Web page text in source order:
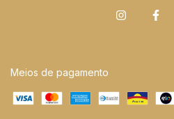
Meios de pagamento